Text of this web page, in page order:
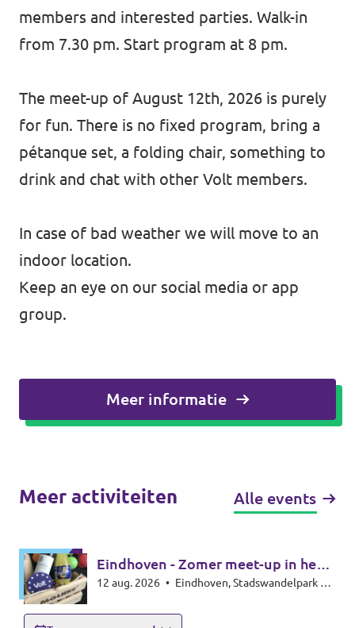
members and interested parties. Walk-in
from 7.30 pm. Start program at 8 pm.
The meet-up of August 12th, 2026 is purely
for fun. There is no fixed program, bring a
pétanque set, a folding chair, something to
drink and chat with other Volt members.
In case of bad weather we will move to an
indoor location.
Keep an eye on our social media or app
group.
Meer informatie
Meer activiteiten Alle events
Eindhoven - Zomer meet-up in het
park - Summer meet-up
12 aug. 2026 •